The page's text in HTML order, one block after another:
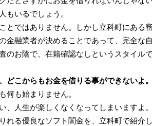
もいるでしょう。
とではありません。しかし立科町にある
金融業者が決めることであって、完全な
のお陰で、在籍確認なしというスタイル
どこからもお金を借りる事ができないよ
何も始まりません。
、人生が楽しくなくなってしまいますよ。
れる優良なソフト闇金を、立科町で紹介